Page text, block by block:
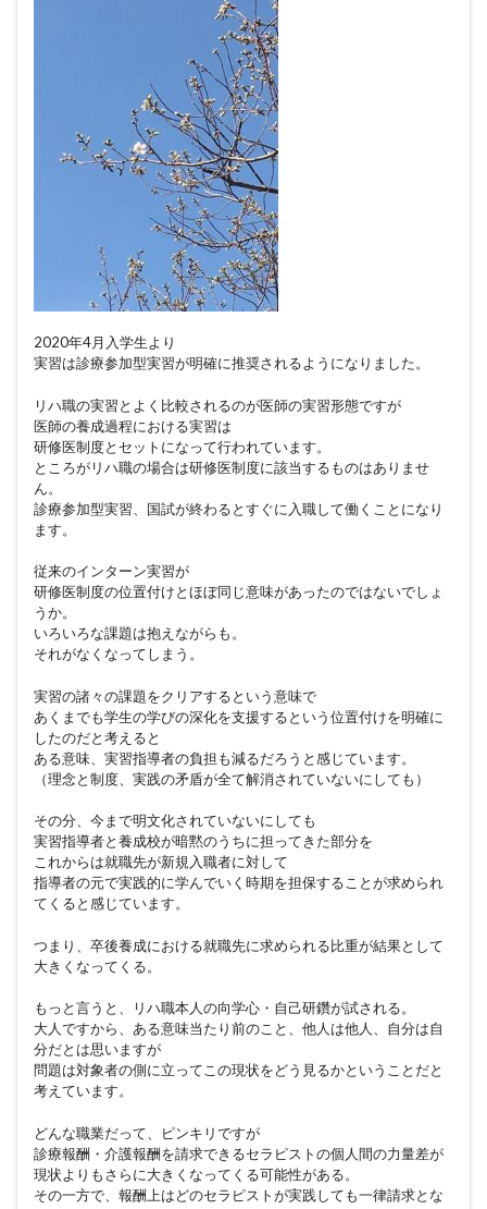
2020年4月入学生より
実習は診療参加型実習が明確に推奨されるようになりました。
リハ職の実習とよく比較されるのが医師の実習形態ですが
医師の養成過程における実習は
研修医制度とセットになって行われています。
ところがリハ職の場合は研修医制度に該当するものはありませ
ん。
診療参加型実習、国試が終わるとすぐに入職して働くことになり
ます。
従来のインターン実習が
研修医制度の位置付けとほぼ同じ意味があったのではないでしょ
うか。
いろいろな課題は抱えながらも。
それがなくなってしまう。
実習の諸々の課題をクリアするという意味で
あくまでも学生の学びの深化を支援するという位置付けを明確に
したのだと考えると
ある意味、実習指導者の負担も減るだろうと感じています。
（理念と制度、実践の矛盾が全て解消されていないにしても）
その分、今まで明文化されていないにしても
実習指導者と養成校が暗黙のうちに担ってきた部分を
これからは就職先が新規入職者に対して
指導者の元で実践的に学んでいく時期を担保することが求められ
てくると感じています。
つまり、卒後養成における就職先に求められる比重が結果として
大きくなってくる。
もっと言うと、リハ職本人の向学心・自己研鑽が試される。
大人ですから、ある意味当たり前のこと、他人は他人、自分は自
分だとは思いますが
問題は対象者の側に立ってこの現状をどう見るかということだと
考えています。
どんな職業だって、ピンキリですが
診療報酬・介護報酬を請求できるセラピストの個人間の力量差が
現状よりもさらに大きくなってくる可能性がある。
その一方で、報酬上はどのセラピストが実践しても一律請求とな